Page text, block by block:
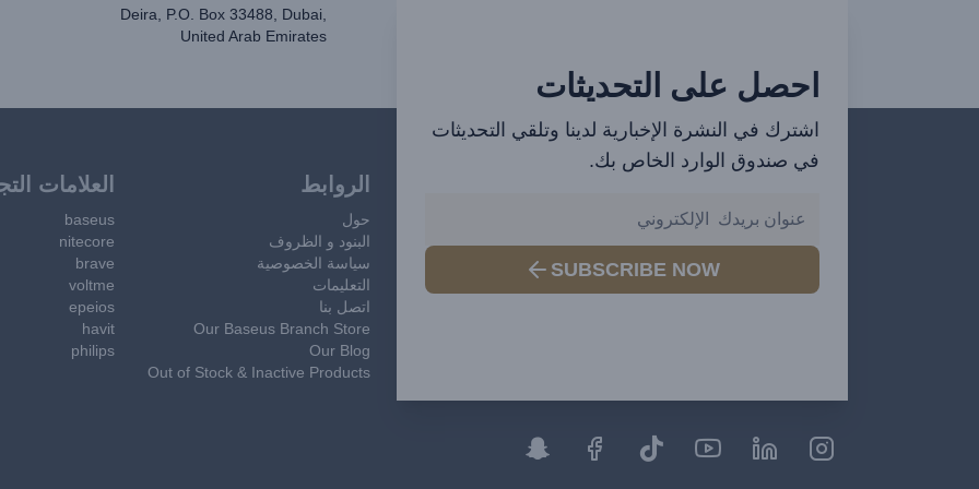
Deira, P.O. Box 33488, Dubai,
United Arab Emirates
احصل على التحديثات
اشترك في النشرة الإخبارية لدينا وتلقي التحديثات
في صندوق الوارد الخاص بك.
SUBSCRIBE NOW
الروابط
حول
البنود و الظروف
سياسة الخصوصية
التعليمات
اتصل بنا
Our Baseus Branch Store
Our Blog
Out of Stock & Inactive Products
العلامات
baseus
nitecore
brave
voltme
epeios
havit
philips